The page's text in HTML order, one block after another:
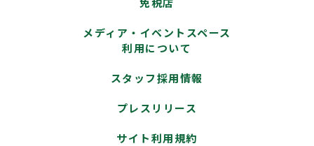
メディア・イベントスペース
利用について
スタッフ採用情報
プレスリリース
サイト利用規約